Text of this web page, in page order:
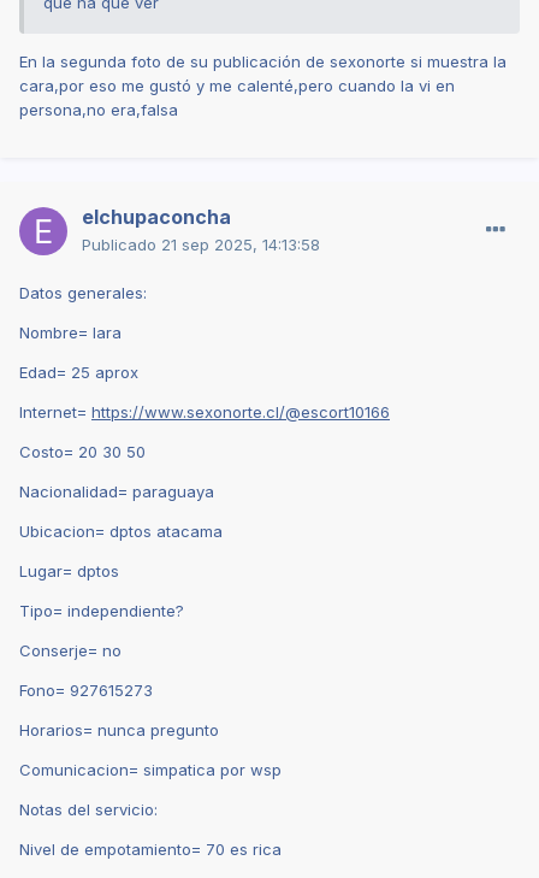
En la segunda foto de su publicación de sexonorte si muestra la
cara,por eso me gustó y me calenté,pero cuando la vi en
persona,no era,falsa
elchupaconcha
Publicado 21 sep 2025, 14:13:58
Datos generales:
Nombre= lara
Edad= 25 aprox
Internet= https://www.sexonorte.cl/@escort10166
Costo= 20 30 50
Nacionalidad= paraguaya
Ubicacion= dptos atacama
Lugar= dptos
Tipo= independiente?
Conserje= no
Fono= 927615273
Horarios= nunca pregunto
Comunicacion= simpatica por wsp
Notas del servicio:
Nivel de empotamiento= 70 es rica